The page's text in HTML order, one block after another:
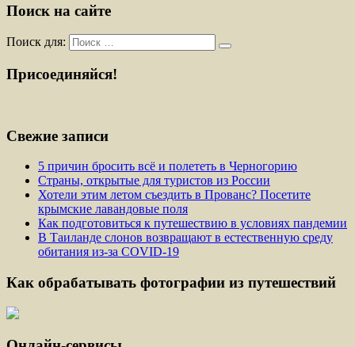
Поиск на сайте
Поиск для:
Присоединяйся!
Свежие записи
5 причин бросить всё и полететь в Черногорию
Страны, открытые для туристов из России
Хотели этим летом съездить в Прованс? Посетите
крымские лавандовые поля
Как подготовиться к путешествию в условиях пандемии
В Таиланде слонов возвращают в естественную среду
обитания из-за COVID-19
Как обрабатывать фотографии из путешествий